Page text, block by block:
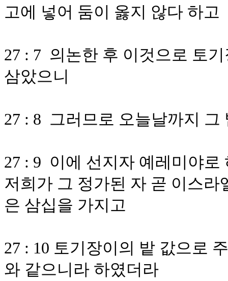
고에 넣어 둠이 옳지 않다 하고
27 : 7 의논한 후 이것으로 토
삼았으니
27 : 8 그러므로 오늘날까지
27 : 9 이에 선지자 예레미야
저희가 그 정가된 자 곧 이스
은 삼십을 가지고
27 : 10 토기장이의 밭 값으로
와 같으니라 하였더라